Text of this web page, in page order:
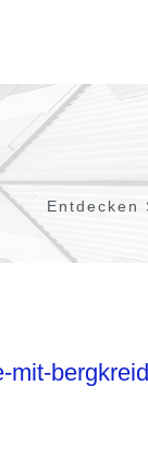
Entdecken
mit-